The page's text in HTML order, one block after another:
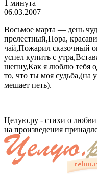
1 минута
06.03.2007
Восьмое марта — день
прелестный,Пора,
чай,Пожарил сказочный
успел купить с
шепну,Как я люблю тебя
то, что ты моя судьба,(на
мешает петь).
Целую.ру - стихи о
на произведения